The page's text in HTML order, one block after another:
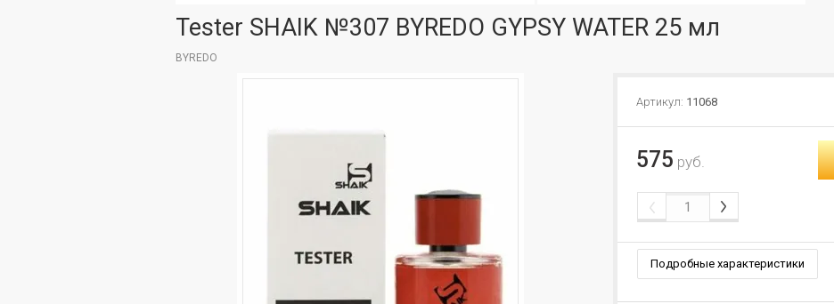
Tester SHAIK №307 BYREDO GYPSY WATER 25 мл
BYREDO
Артикул: 11068
575 руб.
Подробные характеристики